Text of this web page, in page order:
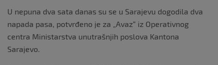
U nepuna dva sata danas su se u Sarajevu dogodila dva
napada pasa, potvrđeno je za „Avaz“ iz Operativnog
centra Ministarstva unutrašnjih poslova Kantona
Sarajevo.